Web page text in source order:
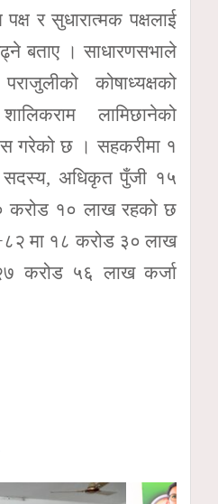
र सुधारात्मक पक्षलाई
बताए । साधारणसभाले
कोषाध्यक्षको
लामिछानेको
गरेको छ । सहकरीमा १
अधिकृत पुँजी १५
करोड १० लाख रहको छ
मा १८ करोड ३० लाख
करोड ५६ लाख कर्जा